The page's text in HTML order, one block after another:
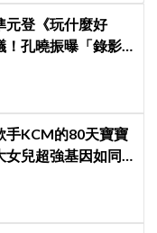
元登《玩什麼好
！孔曉振曝「錄影
手KCM的80天寶寶
女兒超強基因如同